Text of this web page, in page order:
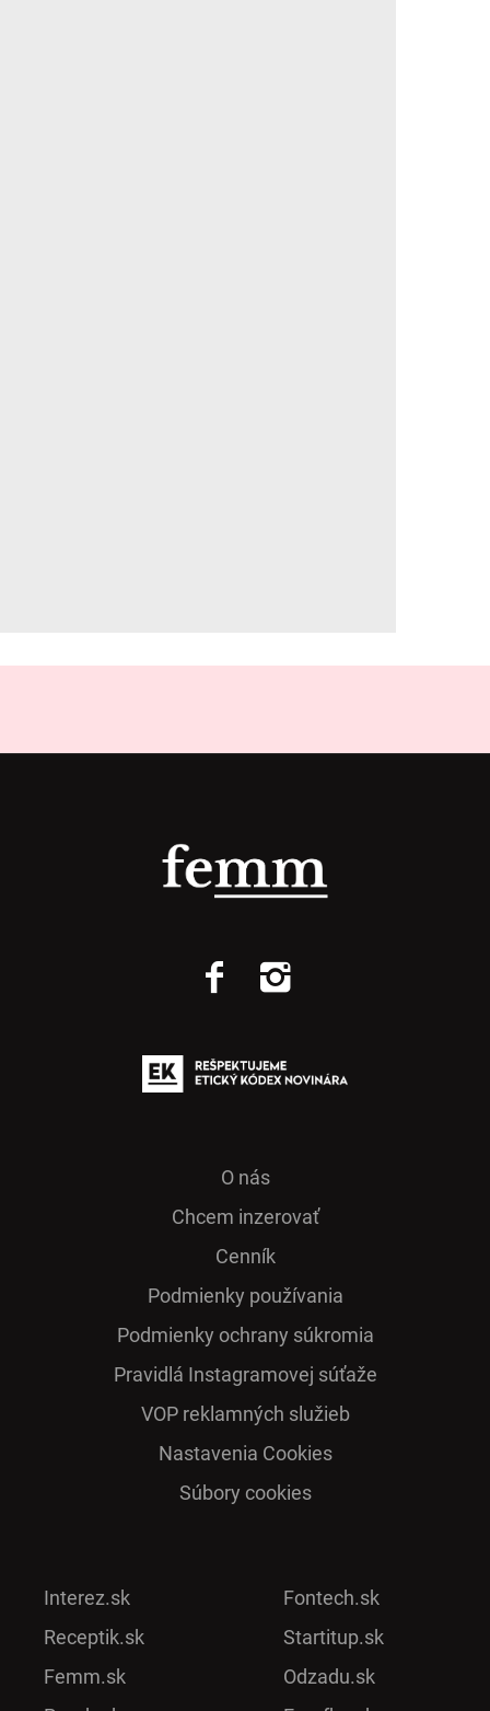
O nás
Chcem inzerovať
Cenník
Podmienky používania
Podmienky ochrany súkromia
Pra­vidlá Ins­ta­gra­mo­vej sú­ťaže
VOP reklamných služieb
Nastavenia Cookies
Súbory cookies
Interez.sk
Receptik.sk
Femm.sk
Fontech.sk
Startitup.sk
Odzadu.sk